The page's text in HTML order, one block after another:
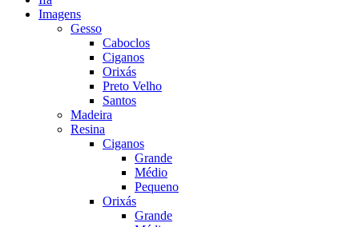
Imagens
Gesso
Caboclos
Ciganos
Orixás
Preto Velho
Santos
Madeira
Resina
Ciganos
Grande
Médio
Pequeno
Orixás
Grande